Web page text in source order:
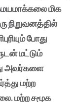
மிக
நிறுவனத்தில்
போது
மட்டும்
அவர்களை
மற்ற
மற்ற சமூக